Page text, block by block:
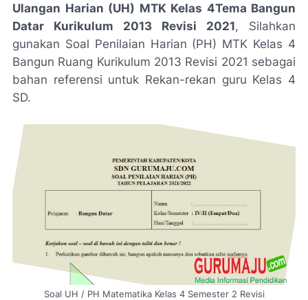
Ulangan Harian (UH) MTK Kelas 4Tema Bangun
Datar Kurikulum 2013 Revisi 2021, Silahkan
gunakan Soal Penilaian Harian (PH) MTK Kelas 4
Bangun Ruang Kurikulum 2013 Revisi 2021 sebagai
bahan referensi untuk Rekan-rekan guru Kelas 4
SD.
Soal UH / PH Matematika Kelas 4 Semester 2 Revisi